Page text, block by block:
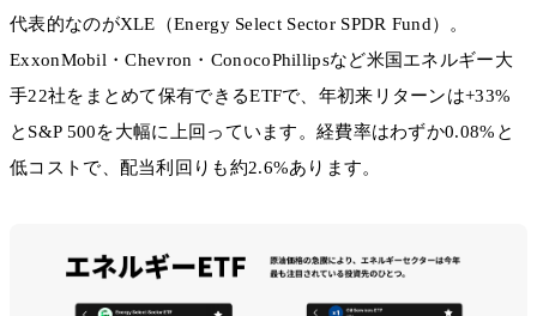
代表的なのがXLE（Energy Select Sector SPDR Fund）。
ExxonMobil・Chevron・ConocoPhillipsなど米国エネルギー大
手22社をまとめて保有できるETFで、年初来リターンは+33%
とS&P 500を大幅に上回っています。経費率はわずか0.08%と
低コストで、配当利回りも約2.6%あります。